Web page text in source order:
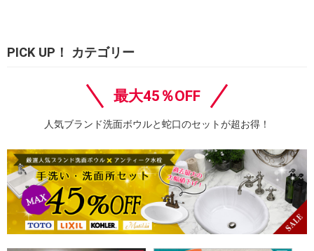
PICK UP！ カテゴリー
最大45％OFF
人気ブランド洗面ボウルと蛇口のセットが超お得！